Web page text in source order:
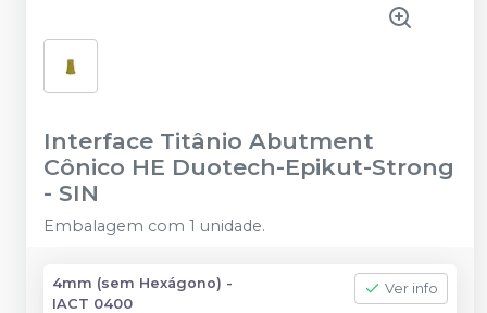
Interface Titânio Abutment
Cônico HE Duotech-Epikut-Strong
- SIN
Embalagem com 1 unidade.
4mm (sem Hexágono) -
IACT 0400
Ver info